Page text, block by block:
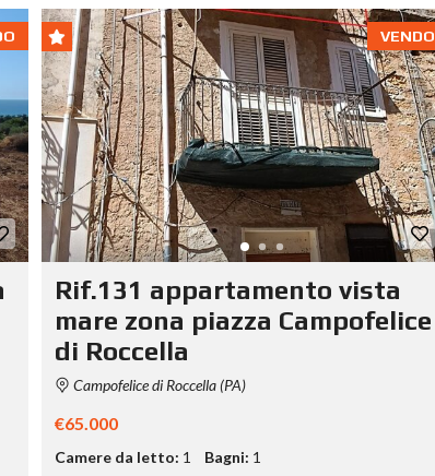
VENDO
Rif.131 appartamento vista
mare zona piazza Campofelice
di Roccella
Campofelice di Roccella (PA)
€65.000
Camere da letto: 1 Bagni: 1